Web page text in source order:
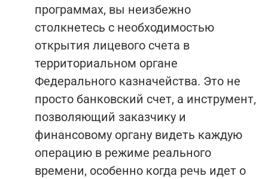
программах, вы неизбежно
столкнетесь с необходимостью
открытия лицевого счета в
территориальном органе
Федерального казначейства. Это не
просто банковский счет, а инструмент,
позволяющий заказчику и
финансовому органу видеть каждую
операцию в режиме реального
времени, особенно когда речь идет о